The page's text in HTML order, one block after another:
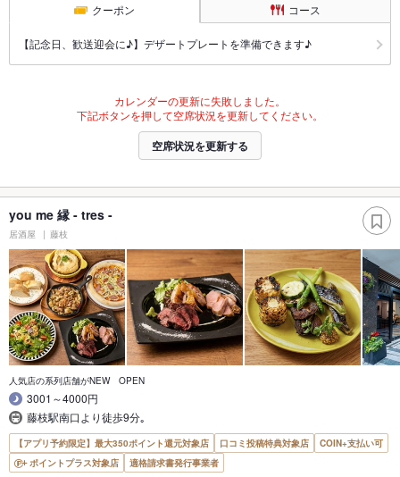
クーポン コース
【記念日、歓送迎会に♪】デザートプレートを準備できます♪
カレンダーの更新に失敗しました。
下記ボタンを押して空席状況を更新してください。
空席状況を更新する
you me 縁 - tres -
居酒屋 藤枝
人気店の系列店舗がNEW OPEN
3001～4000円
藤枝駅南口より徒歩9分｡
【アプリ予約限定】最大350ポイント還元対象店 口コミ投稿特典対象店
COIN+支払い可
ポイントプラス対象店
適格請求書発行事業者